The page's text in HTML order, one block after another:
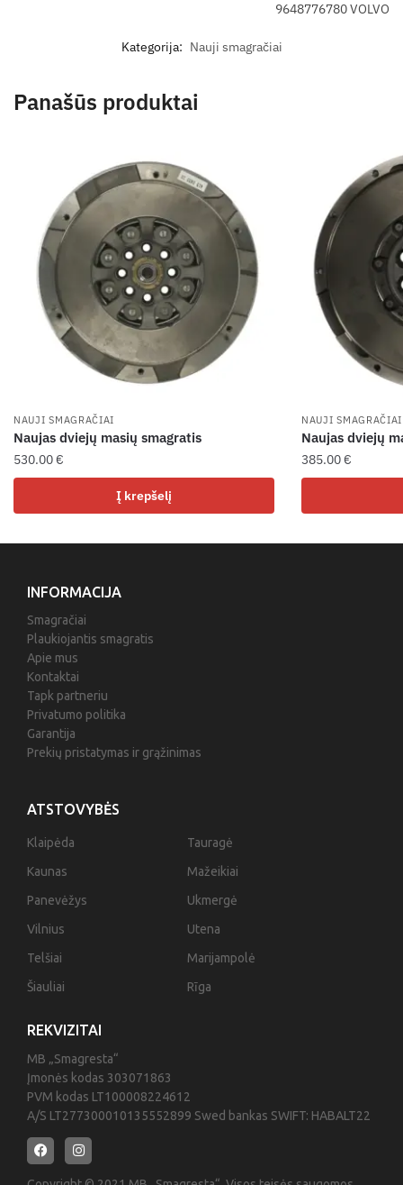
9648776780 VOLVO
Kategorija: Nauji smagračiai
Panašūs produktai
NAUJI SMAGRAČIAI
Naujas dviejų masių smagratis
530.00€
Į krepšelį
NAUJI SMAGRAČIAI
Naujas dviejų
385.00€
REKVIZITAI
MB „Smagresta“
Įmonės kodas 303071863
PVM kodas LT100008224612
A/S LT277300010135552899 Swed bankas SWIFT: HABALT22
ATSTOVYBĖS
Klaipėda
Kaunas
Panevėžys
Vilnius
Telšiai
Šiauliai
Tauragė
Mažeikiai
Ukmergė
Utena
Marijampolė
Rīga
INFORMACIJA
Smagračiai
Plaukiojantis smagratis
Apie mus
Kontaktai
Tapk partneriu
Privatumo politika
Garantija
Prekių pristatymas ir grąžinimas